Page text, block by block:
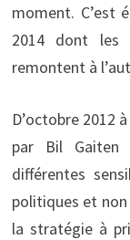
moment. C’est
2014 dont les
remontent à
D’octobre 2012
par Bil Gaiten
différentes
politiques et
la stratégie à